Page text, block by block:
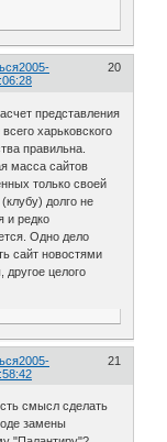
20
2005-
представления
харьковского
правильна.
масса сайтов
только своей
долго не
и редко
Одно дело
сайт новостями
другое целого
21
2005-
смысл сделать
замены